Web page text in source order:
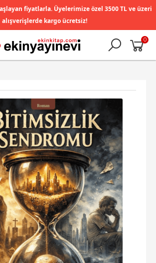
fiyatlarla. Üyelerimize özel 3500 TL ve üzeri
alışverişlerde kargo ücretsiz!
0